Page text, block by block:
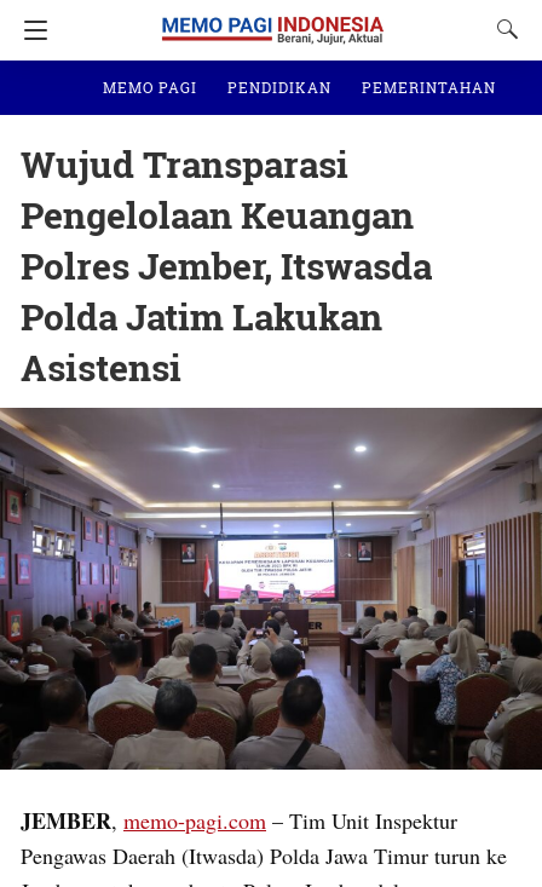
MEMO PAGI PENDIDIKAN PEMERINTAHAN
Wujud Transparasi
Pengelolaan Keuangan
Polres Jember, Itswasda
Polda Jatim Lakukan
Asistensi
JEMBER, memo-pagi.com – Tim Unit Inspektur
Pengawas Daerah (Itwasda) Polda Jawa Timur turun ke